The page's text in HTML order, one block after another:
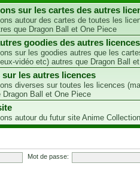
sur les cartes des autres
autour des cartes de toutes les
que Dragon Ball et One Piece
goodies des autres licences
sur les goodies autres que les
vidéo etc) autres que Dragon Ball
les autres licences
diverses sur toutes les licences
Ball et One Piece
autour du futur site Anime Collection
Mot de passe: